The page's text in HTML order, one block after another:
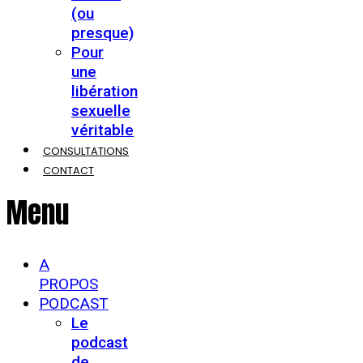
(ou
presque)
Pour
une
libération
sexuelle
véritable
CONSULTATIONS
CONTACT
Menu
A
PROPOS
PODCAST
Le
podcast